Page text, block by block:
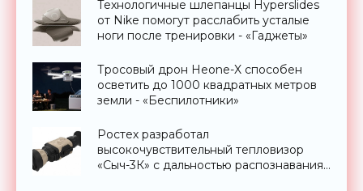
Технологичные шлепанцы Hyperslides
от Nike помогут расслабить усталые
ноги после тренировки - «Гаджеты»
Тросовый дрон Heone-X способен
осветить до 1000 квадратных метров
земли - «Беспилотники»
Ростех разработал
высокочувствительный тепловизор
«Сыч-3К» с дальностью распознавания